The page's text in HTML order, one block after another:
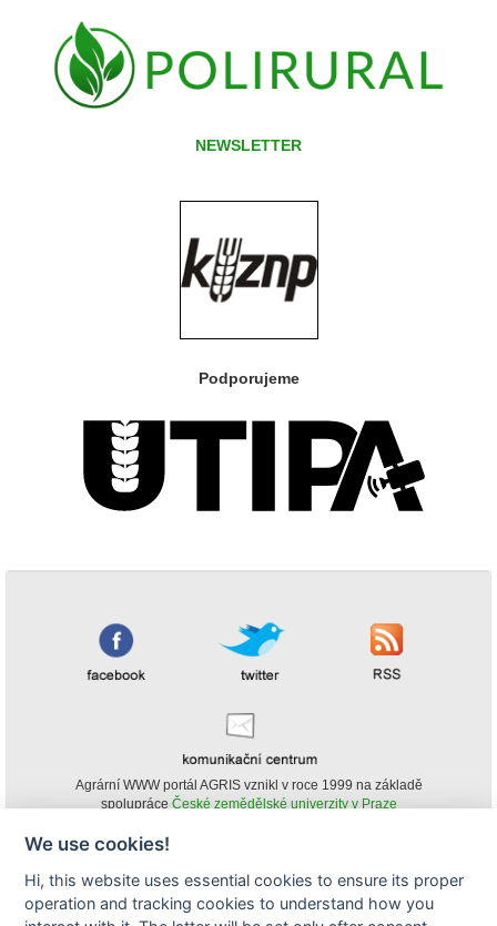
NEWSLETTER
Podporujeme
Agrární WWW portál AGRIS vznikl v roce 1999 na základě
spolupráce České zemědělské univerzity v Praze
obsahu agrárního WWW portálu AGRIS je možné
(pokud není uvedeno jinak) pouze za podmínky uvedení zdroje v podobě
www.agris.cz a data publikace v AGRISu.
We use cookies!
Hi, this website uses essential cookies to ensure its proper
operation and tracking cookies to understand how you